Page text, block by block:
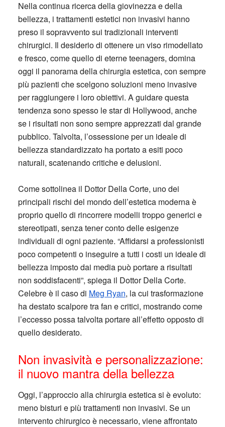
Nella continua ricerca della giovinezza e della
bellezza, i trattamenti estetici non invasivi hanno
preso il sopravvento sui tradizionali interventi
chirurgici. Il desiderio di ottenere un viso rimodellato
e fresco, come quello di eterne teenagers, domina
oggi il panorama della chirurgia estetica, con sempre
più pazienti che scelgono soluzioni meno invasive
per raggiungere i loro obiettivi. A guidare questa
tendenza sono spesso le star di Hollywood, anche
se i risultati non sono sempre apprezzati dal grande
pubblico. Talvolta, l’ossessione per un ideale di
bellezza standardizzato ha portato a esiti poco
naturali, scatenando critiche e delusioni.
Come sottolinea il Dottor Della Corte, uno dei
principali rischi del mondo dell’estetica moderna è
proprio quello di rincorrere modelli troppo generici e
stereotipati, senza tener conto delle esigenze
individuali di ogni paziente. “Affidarsi a professionisti
poco competenti o inseguire a tutti i costi un ideale di
bellezza imposto dai media può portare a risultati
non soddisfacenti”, spiega il Dottor Della Corte.
Celebre è il caso di Meg Ryan, la cui trasformazione
ha destato scalpore tra fan e critici, mostrando come
l’eccesso possa talvolta portare all’effetto opposto di
quello desiderato.
Non invasività e personalizzazione:
il nuovo mantra della bellezza
Oggi, l’approccio alla chirurgia estetica si è evoluto:
meno bisturi e più trattamenti non invasivi. Se un
intervento chirurgico è necessario, viene affrontato